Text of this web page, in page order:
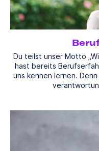
Du teilst unser Motto
hast bereits
uns kennen lernen.